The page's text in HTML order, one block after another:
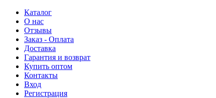
Каталог
О нас
Отзывы
Заказ - Оплата
Доставка
Гарантия и возврат
Купить оптом
Контакты
Вход
Регистрация